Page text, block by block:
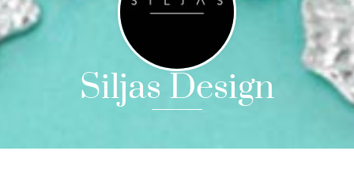
Siljas Design